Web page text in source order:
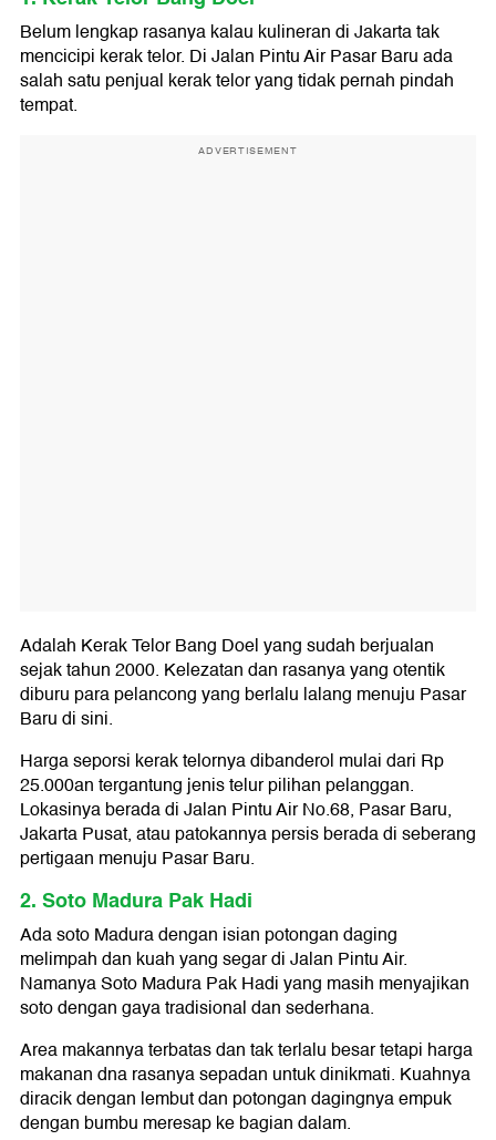
Belum lengkap rasanya kalau kulineran di Jakarta tak
mencicipi kerak telor. Di Jalan Pintu Air Pasar Baru ada
salah satu penjual kerak telor yang tidak pernah pindah
tempat.
ADVERTISEMENT
Adalah Kerak Telor Bang Doel yang sudah berjualan
sejak tahun 2000. Kelezatan dan rasanya yang otentik
diburu para pelancong yang berlalu lalang menuju Pasar
Baru di sini.
Harga seporsi kerak telornya dibanderol mulai dari Rp
25.000an tergantung jenis telur pilihan pelanggan.
Lokasinya berada di Jalan Pintu Air No.68, Pasar Baru,
Jakarta Pusat, atau patokannya persis berada di seberang
pertigaan menuju Pasar Baru.
2. Soto Madura Pak Hadi
Ada soto Madura dengan isian potongan daging
melimpah dan kuah yang segar di Jalan Pintu Air.
Namanya Soto Madura Pak Hadi yang masih menyajikan
soto dengan gaya tradisional dan sederhana.
Area makannya terbatas dan tak terlalu besar tetapi harga
makanan dna rasanya sepadan untuk dinikmati. Kuahnya
diracik dengan lembut dan potongan dagingnya empuk
dengan bumbu meresap ke bagian dalam.